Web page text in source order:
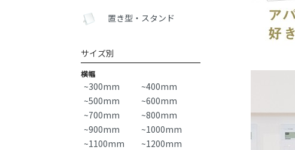
置き型・スタンド
サイズ別
横幅
~300mm
~400mm
~500mm
~600mm
~700mm
~800mm
~900mm
~1000mm
~1100mm
~1200mm